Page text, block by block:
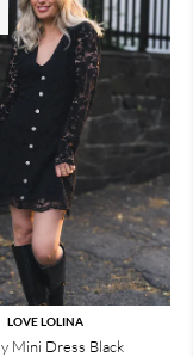
LOVE LOLINA
Mini Dress Black